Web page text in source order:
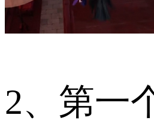
2、第一